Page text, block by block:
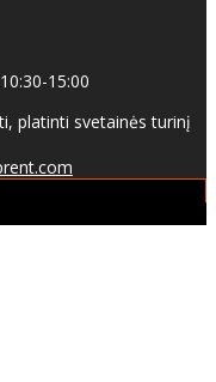
15:00
platinti svetainės turinį